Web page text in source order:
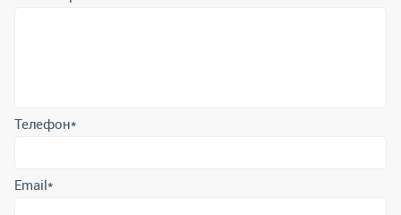
Отправляя форму вы подтверждаете согласие с